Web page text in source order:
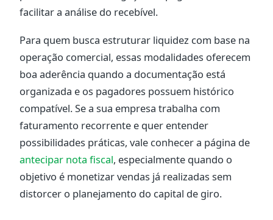
facilitar a análise do recebível.
Para quem busca estruturar liquidez com base na
operação comercial, essas modalidades oferecem
boa aderência quando a documentação está
organizada e os pagadores possuem histórico
compatível. Se a sua empresa trabalha com
faturamento recorrente e quer entender
possibilidades práticas, vale conhecer a página de
antecipar nota fiscal, especialmente quando o
objetivo é monetizar vendas já realizadas sem
distorcer o planejamento do capital de giro.